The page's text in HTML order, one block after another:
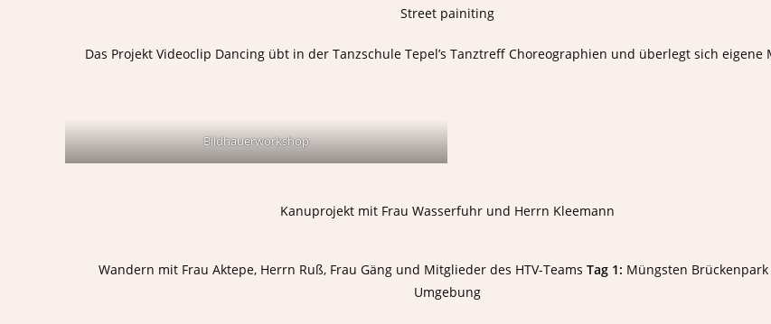
Street painiting
Das Projekt Videoclip Dancing übt in der Tanzschule Tepel’s Tanztreff Choreographien und überlegt sich eigene
Bildhauerworkshop
Kanuprojekt mit Frau Wasserfuhr und Herrn Kleemann
Wandern mit Frau Aktepe, Herrn Ruß, Frau Gäng und Mitglieder des HTV-Teams Tag 1: Müngsten
Umgebung